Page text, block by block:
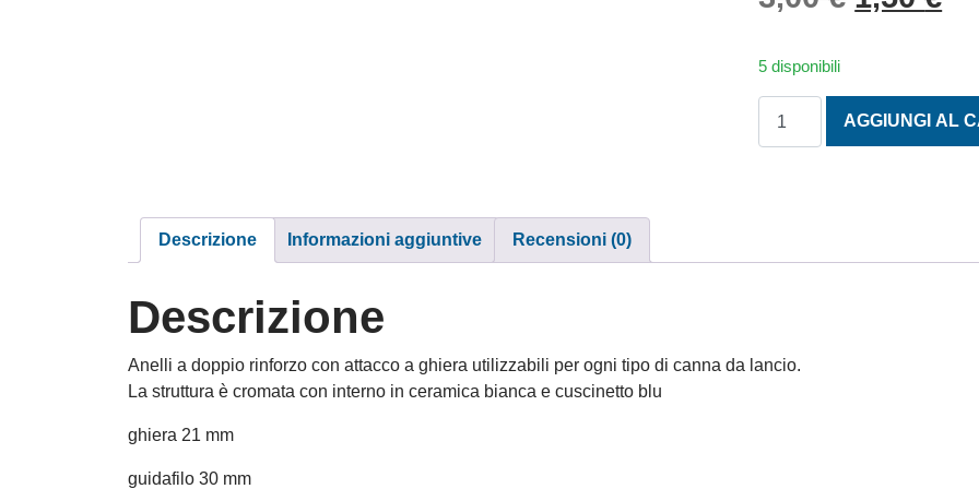
5 disponibili
AGGIUNGI AL
Descrizione Informazioni aggiuntive Recensioni (0)
Descrizione
Anelli a doppio rinforzo con attacco a ghiera utilizzabili per ogni tipo di canna da lancio.
La struttura è cromata con interno in ceramica bianca e cuscinetto blu
ghiera 21 mm
guidafilo 30 mm